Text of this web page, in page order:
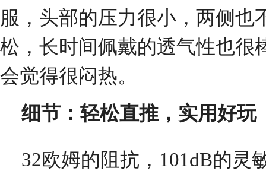
服，头部的压力很小，两侧也
松，长时间佩戴的透气性也很
会觉得很闷热。
细节：轻松直推，实用好玩
32欧姆的阻抗，101dB的灵